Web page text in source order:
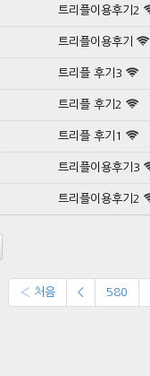
트리플이용후기2
트리플이용후기
트리플 후기3
트리플 후기2
트리플 후기1
트리플이용후기3
트리플이용후기2
‹ 처음 < 580